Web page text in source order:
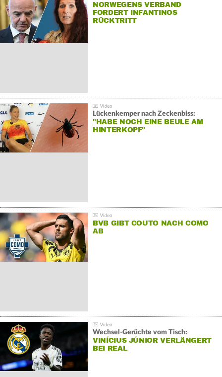
NORWEGENS VERBAND
FORDERT INFANTINOS
RÜCKTRITT
Lückenkemper nach Zeckenbiss:
"HABE NOCH EINE BEULE AM
HINTERKOPF"
BVB GIBT COUTO NACH COMO
AB
Wechsel-Gerüchte vom Tisch:
VINÍCIUS JÚNIOR VERLÄNGERT
BEI REAL